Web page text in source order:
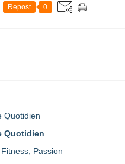
Repost 0
Quotidien